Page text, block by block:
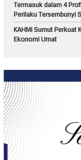
Termasuk dalam 4
Perilaku Tersembunyi
KAHMI Sumut Perkuat
Ekonomi Umat